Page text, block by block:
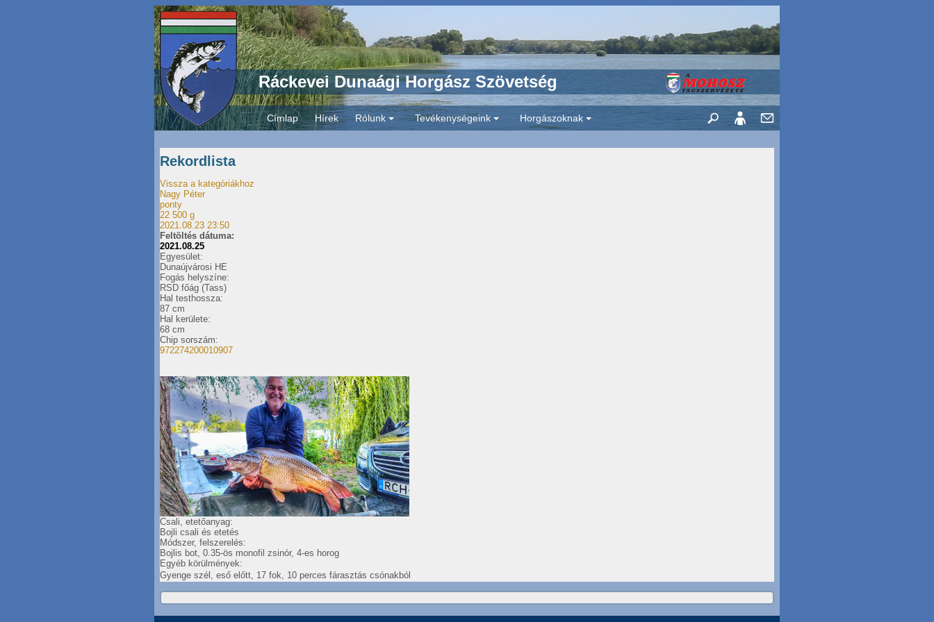
Ráckevei Dunaági Horgász Szövetség
Címlap Hírek Rólunk
+
Tevékenységeink
+
Horgászoknak
+
Rekordlista
Vissza a kategóriákhoz
Nagy Péter
ponty
22 500 g
2021.08.23 23:50
Feltöltés dátuma:
2021.08.25
Egyesület:
Dunaújvárosi HE
Fogás helyszíne:
RSD főág (Tass)
Hal testhossza:
87 cm
Hal kerülete:
68 cm
Chip sorszám:
972274200010907
Csali, etetőanyag:
Bojli csali és etetés
Módszer, felszerelés:
Bojlis bot, 0.35-ös monofil zsinór, 4-es horog
Egyéb körülmények:
Gyenge szél, eső előtt, 17 fok, 10 perces fárasztás csónakból